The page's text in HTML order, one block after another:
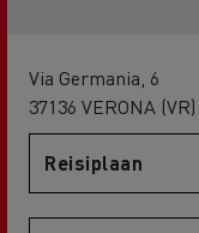
Via Germania, 6
37136 VERONA (VR)
Reisiplaan